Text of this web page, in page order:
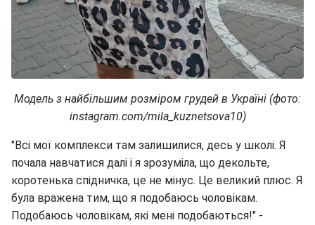
Модель з найбільшим розміром грудей в Україні (фото:
instagram.com/mila_kuznetsova10)
"Всі мої комплекси там залишилися, десь у школі. Я
почала навчатися далі і я зрозуміла, що декольте,
коротенька спідничка, це не мінус. Це великий плюс. Я
була вражена тим, що я подобаюсь чоловікам.
Подобаюсь чоловікам, які мені подобаються!" -